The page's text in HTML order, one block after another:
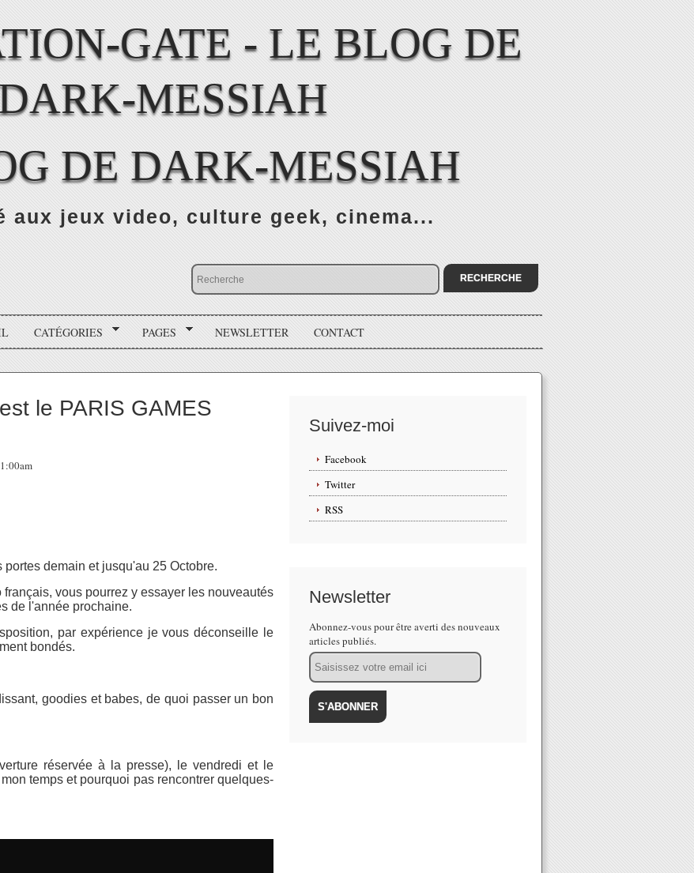
DE DARK-MESSIAH
aux jeux video, culture geek, cinema...
CATÉGORIES PAGES NEWSLETTER CONTACT
le PARIS GAMES
portes demain et jusqu'au 25 Octobre.
vous pourrez y essayer les nouveautés
de l'année prochaine.
par expérience je vous déconseille le
bondés.
goodies et babes, de quoi passer un bon
réservée à la presse), le vendredi et le
temps et pourquoi pas rencontrer quelques-
Suivez-moi
Facebook
Twitter
RSS
Newsletter
Abonnez-vous pour être averti des nouveaux
articles publiés.
Email